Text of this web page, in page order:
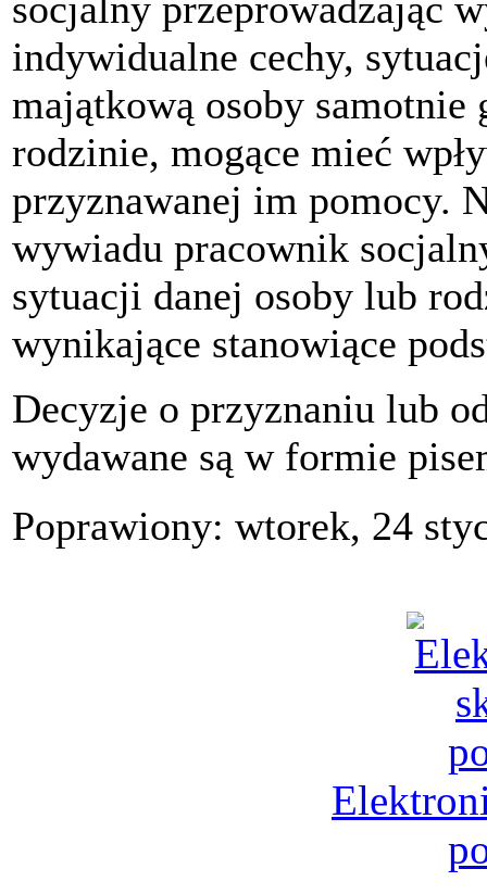
socjalny przeprowadzając
indywidualne cechy,
majątkową osoby samotnie
rodzinie, mogące mieć
przyznawanej im pomocy.
wywiadu pracownik
sytuacji danej osoby lub
wynikające stanowiące
Decyzje o przyznaniu lub
wydawane są w formie
Poprawiony: wtorek, 24